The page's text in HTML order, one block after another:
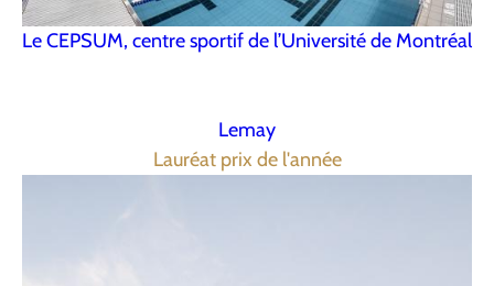
Le CEPSUM, centre sportif de l’Université de Montréal
Lemay
Lauréat prix de l'année